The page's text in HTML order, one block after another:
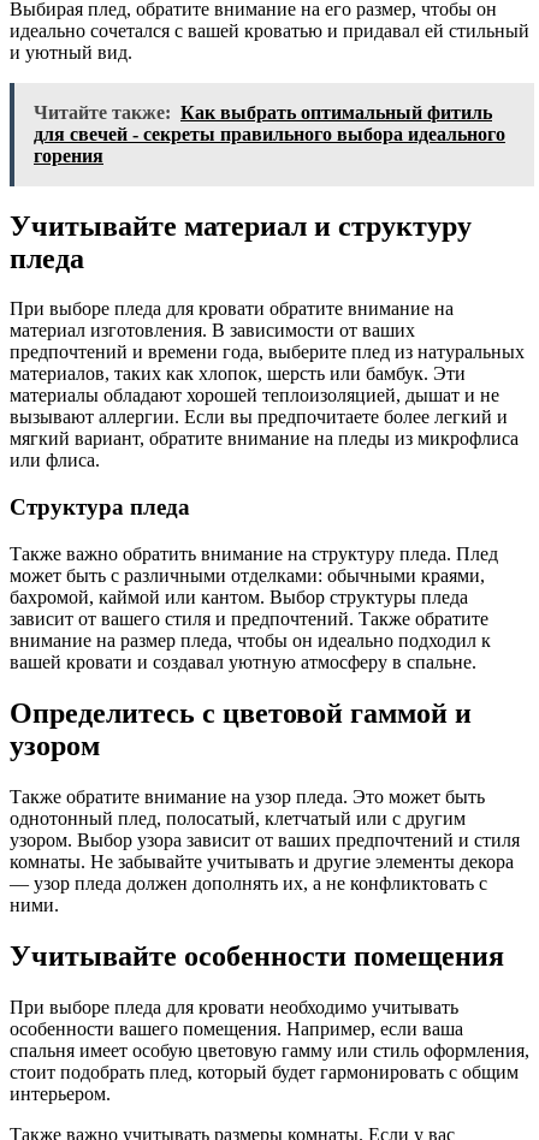
Выбирая плед, обратите внимание на его размер, чтобы он
идеально сочетался с вашей кроватью и придавал ей стильный
и уютный вид.
Читайте также: Как выбрать оптимальный фитиль
для свечей - секреты правильного выбора идеального
горения
Учитывайте материал и структуру
пледа
При выборе пледа для кровати обратите внимание на
материал изготовления. В зависимости от ваших
предпочтений и времени года, выберите плед из натуральных
материалов, таких как хлопок, шерсть или бамбук. Эти
материалы обладают хорошей теплоизоляцией, дышат и не
вызывают аллергии. Если вы предпочитаете более легкий и
мягкий вариант, обратите внимание на пледы из микрофлиса
или флиса.
Структура пледа
Также важно обратить внимание на структуру пледа. Плед
может быть с различными отделками: обычными краями,
бахромой, каймой или кантом. Выбор структуры пледа
зависит от вашего стиля и предпочтений. Также обратите
внимание на размер пледа, чтобы он идеально подходил к
вашей кровати и создавал уютную атмосферу в спальне.
Определитесь с цветовой гаммой и
узором
Также обратите внимание на узор пледа. Это может быть
однотонный плед, полосатый, клетчатый или с другим
узором. Выбор узора зависит от ваших предпочтений и стиля
комнаты. Не забывайте учитывать и другие элементы декора
— узор пледа должен дополнять их, а не конфликтовать с
ними.
Учитывайте особенности помещения
При выборе пледа для кровати необходимо учитывать
особенности вашего помещения. Например, если ваша
спальня имеет особую цветовую гамму или стиль оформления,
стоит подобрать плед, который будет гармонировать с общим
интерьером.
Также важно учитывать размеры комнаты. Если у вас